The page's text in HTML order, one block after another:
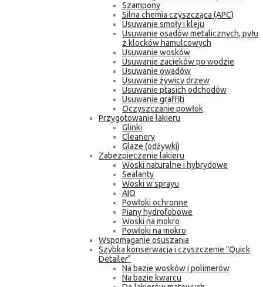
Szampony
Silna chemia czyszcząca (APC)
Usuwanie smoły i kleju
Usuwanie osadów metalicznych, pyłu
z klocków hamulcowych
Usuwanie wosków
Usuwanie zacieków po wodzie
Usuwanie owadów
Usuwanie żywicy drzew
Usuwanie ptasich odchodów
Usuwanie graffiti
Oczyszczanie powłok
Przygotowanie lakieru
Glinki
Cleanery
Glaze (odżywki)
Zabezpieczenie lakieru
Woski naturalne i hybrydowe
Sealanty
Woski w sprayu
AIO
Powłoki ochronne
Piany hydrofobowe
Woski na mokro
Powłoki na mokro
Wspomaganie osuszania
Szybka konserwacja i czyszczenie "Quick
Detailer"
Na bazie wosków i polimerów
Na bazie kwarcu